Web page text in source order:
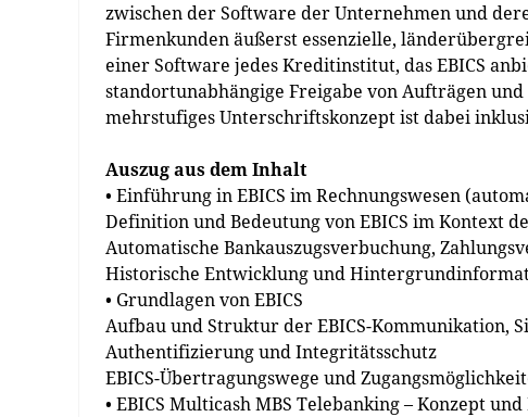
zwischen der Software der Unternehmen und
Firmenkunden äußerst essenzielle,
einer Software jedes Kreditinstitut, das EBICS
standortunabhängige Freigabe von Aufträgen
mehrstufiges Unterschriftskonzept ist dabei
Auszug aus dem Inhalt
• Einführung in EBICS im Rechnungswesen
Definition und Bedeutung von EBICS im Kontext
Automatische Bankauszugsverbuchung,
Historische Entwicklung und
• Grundlagen von EBICS
Aufbau und Struktur der EBICS-Kommunikation,
Authentifizierung und Integritätsschutz
EBICS-Übertragungswege und
• EBICS Multicash MBS Telebanking – Konzept